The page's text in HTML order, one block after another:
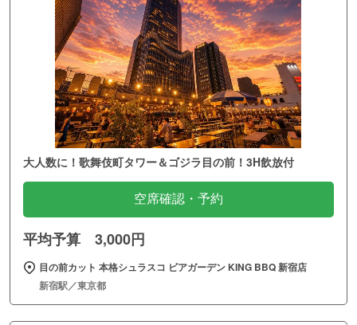
大人数に！歌舞伎町タワー＆ゴジラ目の前！3H飲放付
空席確認・予約
平均予算 3,000円
目の前カット 本格シュラスコ ビアガーデン KING BBQ 新宿店
新宿駅／東京都